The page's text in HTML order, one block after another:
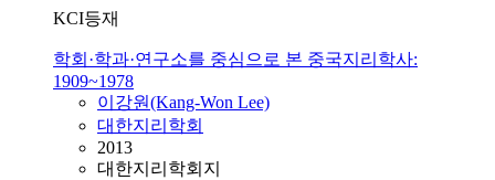
KCI등재
학회·학과·연구소를 중심으로 본 중국지리학사:
1909~1978
이강원(Kang-Won Lee)
대한지리학회
2013
대한지리학회지